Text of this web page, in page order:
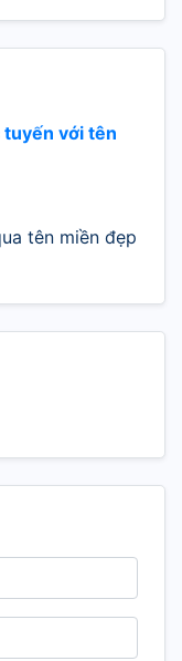
với tên
tên miền đẹp